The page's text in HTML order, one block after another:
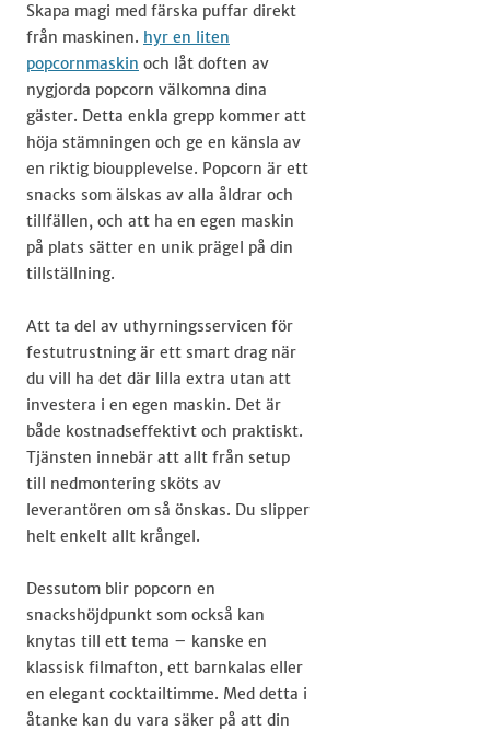
Skapa magi med färska puffar direkt
från maskinen. hyr en liten
popcornmaskin och låt doften av
nygjorda popcorn välkomna dina
gäster. Detta enkla grepp kommer att
höja stämningen och ge en känsla av
en riktig bioupplevelse. Popcorn är ett
snacks som älskas av alla åldrar och
tillfällen, och att ha en egen maskin
på plats sätter en unik prägel på din
tillställning.
Att ta del av uthyrningsservicen för
festutrustning är ett smart drag när
du vill ha det där lilla extra utan att
investera i en egen maskin. Det är
både kostnadseffektivt och praktiskt.
Tjänsten innebär att allt från setup
till nedmontering sköts av
leverantören om så önskas. Du slipper
helt enkelt allt krångel.
Dessutom blir popcorn en
snackshöjdpunkt som också kan
knytas till ett tema – kanske en
klassisk filmafton, ett barnkalas eller
en elegant cocktailtimme. Med detta i
åtanke kan du vara säker på att din